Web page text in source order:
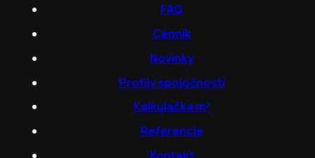
FAQ
Cenník
Novinky
Profily spoločností
Kalkulačka m²
Referencie